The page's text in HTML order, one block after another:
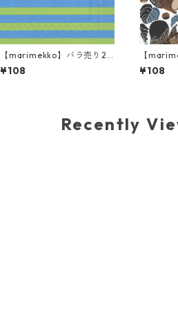
【marimekko】バラ売り2
枚 カクテルサイズ ペーパー
ナプキン TASARAITA グリー
¥108
【
枚 カク
ナプキン
¥108
Recently